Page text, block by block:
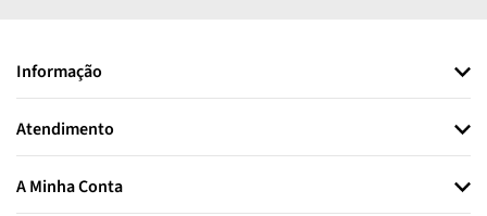
Informação
Atendimento
A Minha Conta